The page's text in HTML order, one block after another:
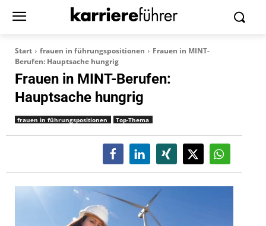
Start frauen in führungspositionen
Frauen in MINT-
Berufen: Hauptsache hungrig
Frauen in MINT-Berufen:
Hauptsache hungrig
frauen in führungspositionen Top-Thema